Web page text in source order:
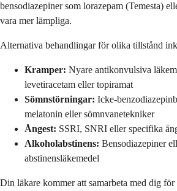
bensodiazepiner som lorazepam (Temesta)
vara mer lämpliga.
Alternativa behandlingar för olika tillstånd
Kramper: Nyare antikonvulsiva
levetiracetam eller topiramat
Sömnstörningar: Icke-
melatonin eller sömnvanetekniker
Ångest: SSRI, SNRI eller specifika
Alkoholabstinens: Bensodiazepiner
abstinensläkemedel
Din läkare kommer att samarbeta med dig för